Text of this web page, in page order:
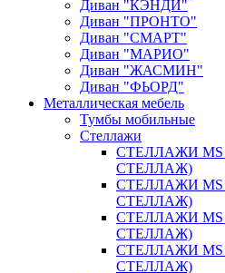
Диван "КЭНДИ"
Диван "ПРОНТО"
Диван "СМАРТ"
Диван "МАРИО"
Диван "ЖАСМИН"
Диван "ФЬОРД"
Металлическая мебель
Тумбы мобильные
Стеллажи
СТЕЛЛАЖИ MS
СТЕЛЛАЖ)
СТЕЛЛАЖИ MS
СТЕЛЛАЖ)
СТЕЛЛАЖИ MS
СТЕЛЛАЖ)
СТЕЛЛАЖИ MS
СТЕЛЛАЖ)